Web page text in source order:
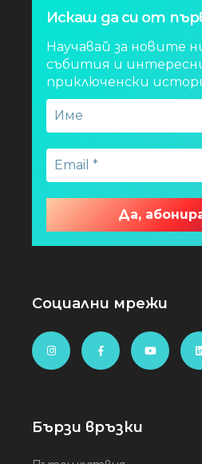
Искаш да си от
Научавай за новите
събития и
приключенски
Социални мрежи
Бързи връзки